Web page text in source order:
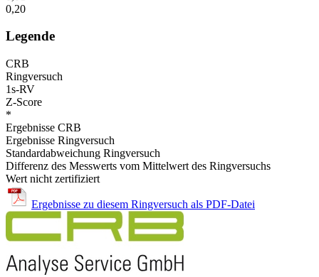
0,20
Legende
CRB
Ringversuch
1s-RV
Z-Score
*
Ergebnisse CRB
Ergebnisse Ringversuch
Standardabweichung Ringversuch
Differenz des Messwerts vom Mittelwert des Ringversuchs
Wert nicht zertifiziert
Ergebnisse zu diesem Ringversuch als PDF-Datei